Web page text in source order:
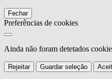
Fechar
Preferências de cookies
Ainda não foram detetados
Rejeitar Guardar seleção